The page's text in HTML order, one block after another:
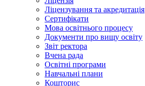
Ліцензування та акредитація
Сертифікати
Мова освітнього процесу
Документи про вищу освіту
Звіт ректора
Вчена рада
Освітні програми
Навчальні плани
Кошторис